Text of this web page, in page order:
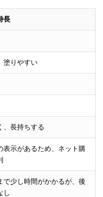
長
塗りやすい
、長持ちする
表示があるため、ネット購
で少し時間がかかるが、後
し